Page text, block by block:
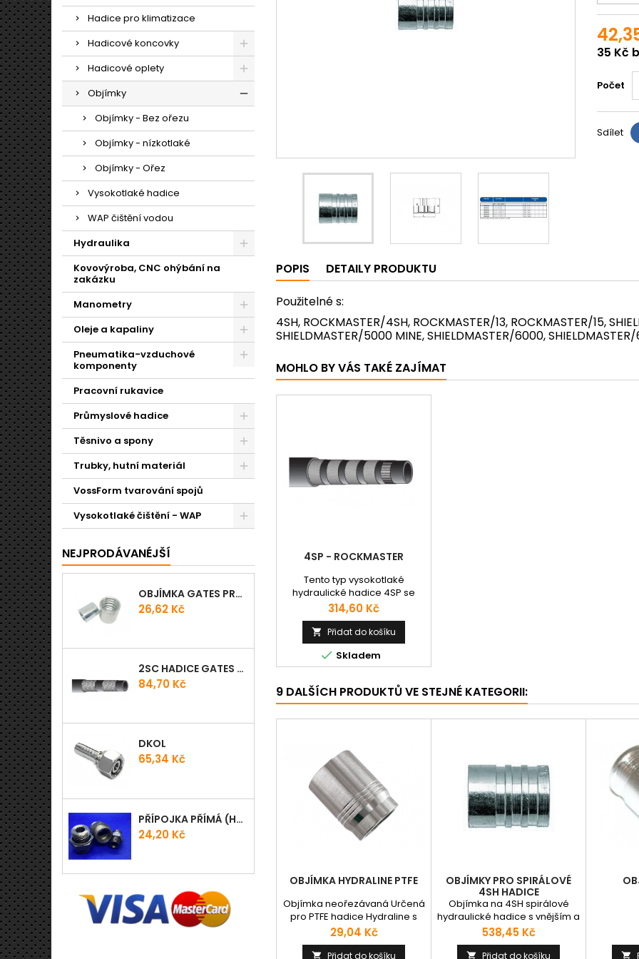
Hadice pro klimatizace
Hadicové koncovky
Hadicové oplety
Objímky
Objímky - Bez ořezu
Objímky - nízkotlaké
Objímky - Ořez
Vysokotlaké hadice
WAP čištění vodou
Hydraulika
Kovovýroba, CNC ohýbání na
zakázku
Manometry
Oleje a kapaliny
Pneumatika-vzduchové
komponenty
Pracovní rukavice
Průmyslové hadice
Těsnivo a spony
Trubky, hutní materiál
VossForm tvarování spojů
Vysokotlaké čištění - WAP
NEJPRODÁVANÉJŠÍ
OBJÍMKA GATES PRO-V
Cena
26,62 Kč
2SC HADICE GATES PROV
Cena
84,70 Kč
DKOL
Cena
65,34 Kč
PŘÍPOJKA PŘÍMÁ (HRDLO) GES - WD
Cena
24,20 Kč
35 Kč
Počet
Sdílet
POPIS
DETAILY PRODUKTU
Použitelné s:
4SH, ROCKMASTER/4SH, ROCKMASTER/13, ROCKMASTER/15,
SHIELDMASTER/5000 MINE, SHIELDMASTER/6000,
MOHLO BY VÁS TAKÉ ZAJÍMAT
4SP - ROCKMASTER
Tento typ vysokotlaké
hydraulické hadice 4SP se
čtyřmi spirálními oplety s
povrchem ze syntetické pryže
s extrémní odolností proti
ozonu, otěru a povětrnostním
vlivům, odpovídající normám
EN 856 4SP, ISO 3862-1 4SP.
Použití: Hadice vhodná pro
minerální, rostlinné oleje a
glykoly, syntetické oleje, vodní
emulze. Pracovní teplota
Cena
314,60 Kč
 Přidat do košíku
 Skladem
9 DALŠÍCH PRODUKTŮ VE STEJNÉ KATEGORII:
OBJÍMKA HYDRALINE PTFE
Objímka neořezávaná Určená
pro PTFE hadice Hydraline s
nerez. opletem
Cena
29,04 Kč
 Přidat do košíku
OBJÍMKY PRO SPIRÁLOVÉ
4SH HADICE
Objímka na 4SH spirálové
hydraulické hadice s vnějším a
vnitřním ořezem pro dokonalé
držení maximálního tlaku.
Cena
538,45 Kč
 Přidat do košíku 